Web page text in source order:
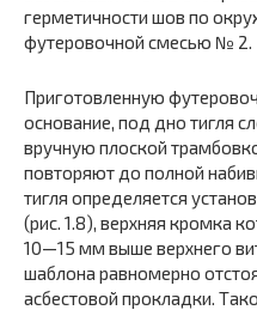
герметичности шов по
футеровочной смесью № 2.
Приготовленную
ос­нование, под дно тигля
вручную плоской
повторяют до полной
тигля определяется
(рис. 1.8), верхняя кромка
10—15 мм выше верхнего
шаблона равномерно
асбестовой прокладки.